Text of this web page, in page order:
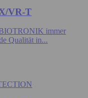
VR-T
BIOTRONIK immer
Qualität in...